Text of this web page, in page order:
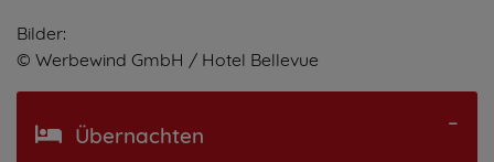
Bilder:
© Werbewind GmbH / Hotel Bellevue
Übernachten